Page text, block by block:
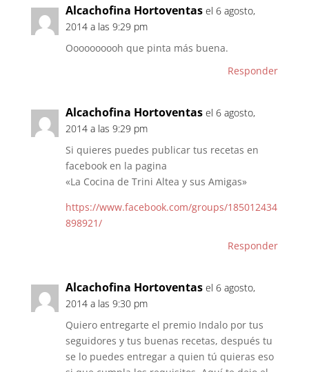
Alcachofina Hortoventas el 6 agosto,
2014 a las 9:29 pm
Oooooooooh que pinta más buena.
Responder
Alcachofina Hortoventas el 6 agosto,
2014 a las 9:29 pm
Si quieres puedes publicar tus recetas en
facebook en la pagina
«La Cocina de Trini Altea y sus Amigas»
https://www.facebook.com/groups/185012434
898921/
Responder
Alcachofina Hortoventas el 6 agosto,
2014 a las 9:30 pm
Quiero entregarte el premio Indalo por tus
seguidores y tus buenas recetas, después tu
se lo puedes entregar a quien tú quieras eso